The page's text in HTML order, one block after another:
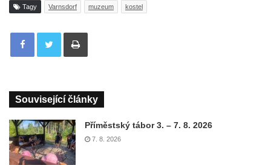
Tagy Varnsdorf muzeum kostel
Tisknout
Související články
Příměstský tábor 3. – 7. 8. 2026
7. 8. 2026